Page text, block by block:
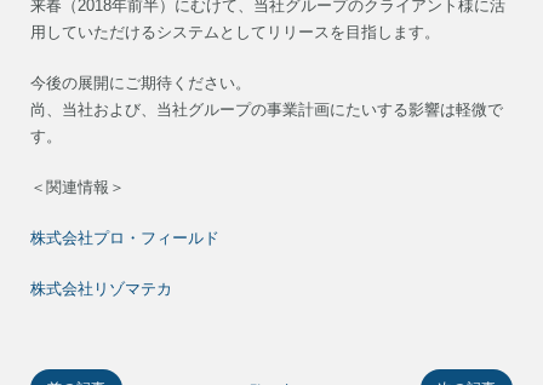
来春（2018年前半）にむけて、当社グループのクライアント様に活
用していただけるシステムとしてリリースを目指します。
今後の展開にご期待ください。
尚、当社および、当社グループの事業計画にたいする影響は軽微で
す。
＜関連情報＞
株式会社プロ・フィールド
株式会社リゾマテカ